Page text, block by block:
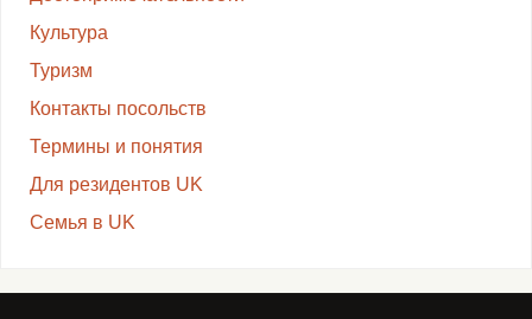
Культура
Туризм
Контакты посольств
Термины и понятия
Для резидентов UK
Семья в UK